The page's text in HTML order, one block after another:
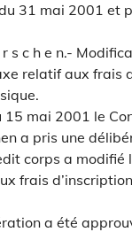
31 mai 2001 et
s c h e n.-
relatif aux frais
15 mai 2001 le
a pris une
corps a modifié
frais d’inscription
a été